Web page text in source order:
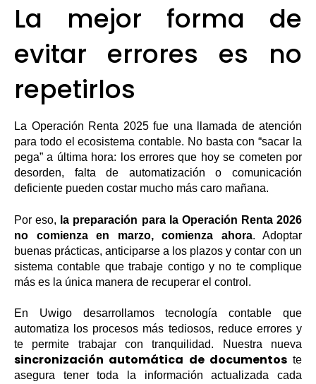
La mejor forma de
evitar errores es no
repetirlos
La Operación Renta 2025 fue una llamada de atención
para todo el ecosistema contable. No basta con “sacar la
pega” a última hora: los errores que hoy se cometen por
desorden, falta de automatización o comunicación
deficiente pueden costar mucho más caro mañana.
Por eso, la preparación para la Operación Renta 2026
no comienza en marzo, comienza ahora. Adoptar
buenas prácticas, anticiparse a los plazos y contar con un
sistema contable que trabaje contigo y no te complique
más es la única manera de recuperar el control.
En Uwigo desarrollamos tecnología contable que
automatiza los procesos más tediosos, reduce errores y
te permite trabajar con tranquilidad. Nuestra nueva
sincronización automática de documentoste
asegura tener toda la información actualizada cada